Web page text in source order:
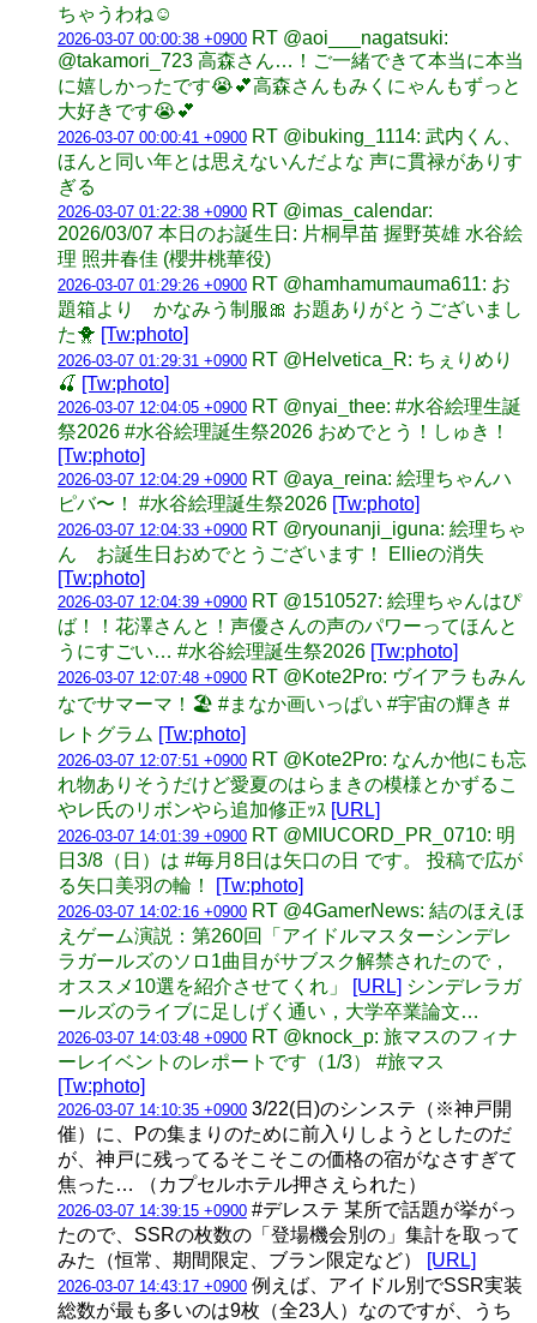
ちゃうわね☺️
2026-03-07 00:00:38 +0900 RT @aoi___nagatsuki:
@takamori_723 高森さん…！ご一緒できて本当に本当
に嬉しかったです😭💕高森さんもみくにゃんもずっと
大好きです😭💕
2026-03-07 00:00:41 +0900 RT @ibuking_1114: 武内くん、
ほんと同い年とは思えないんだよな 声に貫禄がありす
ぎる
2026-03-07 01:22:38 +0900 RT @imas_calendar:
2026/03/07 本日のお誕生日: 片桐早苗 握野英雄 水谷絵
理 照井春佳 (櫻井桃華役)
2026-03-07 01:29:26 +0900 RT @hamhamumauma611: お
題箱より かなみう制服🎀 お題ありがとうございまし
た🐥 [Tw:photo]
2026-03-07 01:29:31 +0900 RT @Helvetica_R: ちぇりめり
🍒 [Tw:photo]
2026-03-07 12:04:05 +0900 RT @nyai_thee: #水谷絵理生誕
祭2026 #水谷絵理誕生祭2026 おめでとう！しゅき！
[Tw:photo]
2026-03-07 12:04:29 +0900 RT @aya_reina: 絵理ちゃんハ
ピバ〜！ #水谷絵理誕生祭2026 [Tw:photo]
2026-03-07 12:04:33 +0900 RT @ryounanji_iguna: 絵理ちゃ
ん お誕生日おめでとうございます！ Ellieの消失
[Tw:photo]
2026-03-07 12:04:39 +0900 RT @1510527: 絵理ちゃんはぴ
ば！！花澤さんと！声優さんの声のパワーってほんと
うにすごい… #水谷絵理誕生祭2026 [Tw:photo]
2026-03-07 12:07:48 +0900 RT @Kote2Pro: ヴイアラもみん
なでサマーマ！🏖 #まなか画いっぱい #宇宙の輝き #
レトグラム [Tw:photo]
2026-03-07 12:07:51 +0900 RT @Kote2Pro: なんか他にも忘
れ物ありそうだけど愛夏のはらまきの模様とかずるこ
やレ氏のリボンやら追加修正ｯｽ [URL]
2026-03-07 14:01:39 +0900 RT @MIUCORD_PR_0710: 明
日3/8（日）は #毎月8日は矢口の日 です。 投稿で広が
る矢口美羽の輪！
[Tw:photo]
2026-03-07 14:02:16 +0900 RT @4GamerNews: 結のほえほ
えゲーム演説：第260回「アイドルマスターシンデレ
ラガールズのソロ1曲目がサブスク解禁されたので，
オススメ10選を紹介させてくれ」
[URL] シンデレラガ
ールズのライブに足しげく通い，大学卒業論文…
2026-03-07 14:03:48 +0900 RT @knock_p: 旅マスのフィナ
ーレイベントのレポートです（1/3） #旅マス
[Tw:photo]
2026-03-07 14:10:35 +0900 3/22(日)のシンステ（※神戸開
催）に、Pの集まりのために前入りしようとしたのだ
が、神戸に残ってるそこそこの価格の宿がなさすぎて
焦った… （カプセルホテル押さえられた）
2026-03-07 14:39:15 +0900 #デレステ 某所で話題が挙がっ
たので、SSRの枚数の「登場機会別の」集計を取って
みた（恒常、期間限定、ブラン限定など）
[URL]
2026-03-07 14:43:17 +0900 例えば、アイドル別でSSR実装
総数が最も多いのは9枚（全23人）なのですが、うち